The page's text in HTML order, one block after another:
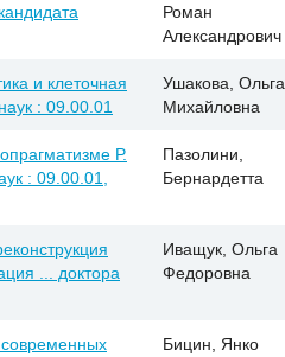
Роман
Александрович
и клеточная
: 09.00.01
Ушакова, Ольга
Михайловна
Р.
: 09.00.01,
Пазолини,
Бернардетта
... доктора
Иващук, Ольга
Федоровна
Бицин, Янко